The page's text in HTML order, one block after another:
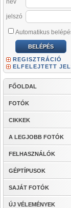
név
jelszó
Automatikus
REGISZTRÁCIÓ
ELFELEJTETT
FŐOLDAL
FOTÓK
CIKKEK
A LEGJOBB FOTÓK
FELHASZNÁLÓK
GÉPTÍPUSOK
SAJÁT FOTÓK
ÚJ VÉLEMÉNYEK